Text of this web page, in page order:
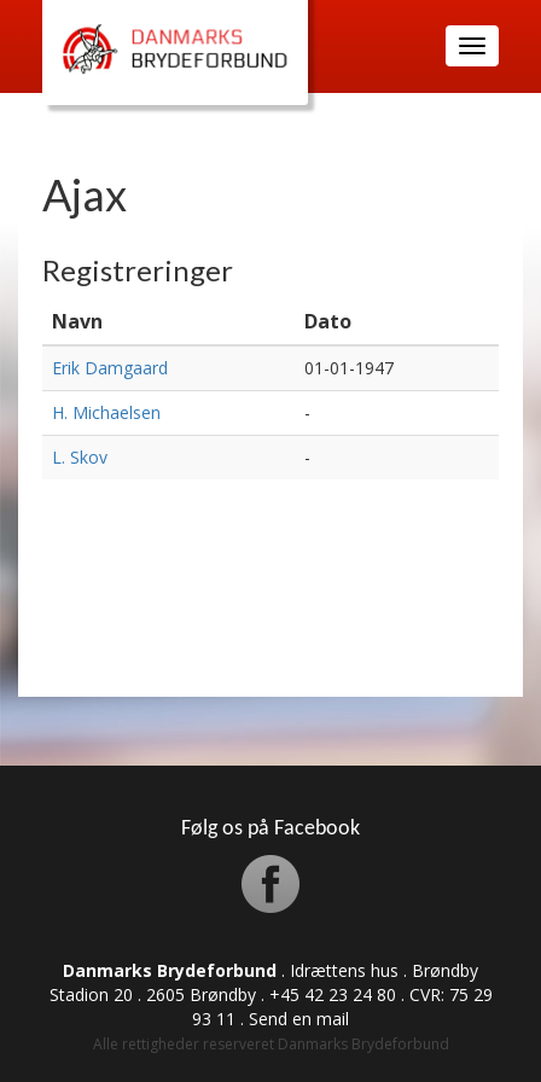
Toggle
navigation
Ajax
Registreringer
Navn Dato
Erik Damgaard
01-01-1947
H. Michaelsen
-
L. Skov
-
Følg os på Facebook
Danmarks Brydeforbund . Idrættens hus . Brøndby
Stadion 20 . 2605 Brøndby . +45 42 23 24 80 . CVR: ​​​​​​75 29
93 11 . Send en mail
Alle rettigheder reserveret Danmarks Brydeforbund